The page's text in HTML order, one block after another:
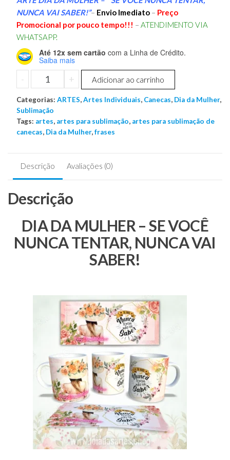
original
era:
R$ 4,99.
atual
é:
NUNCA VAI SABER!”– Envio Imediato– Preço
Promocional por pouco tempo!!! – ATENDIMENTO VIA
WHATSAPP.
Até 12x sem cartão com a Linha de Crédito.
Saiba mais
-
DA
MULHER
-
SE
VOCÊ
TENTAR,
SABER!
+ Adicionar ao carrinho
Categorias: ARTES,Artes Individuais, Canecas, Dia da Mulher,
Sublimação
Tags: artes, artes para sublimação, artes para sublimação de
canecas, Dia da Mulher,frases
Descrição Avaliações (0)
Descrição
DIA DA MULHER – SE VOCÊ
NUNCA TENTAR, NUNCA VAI
SABER!